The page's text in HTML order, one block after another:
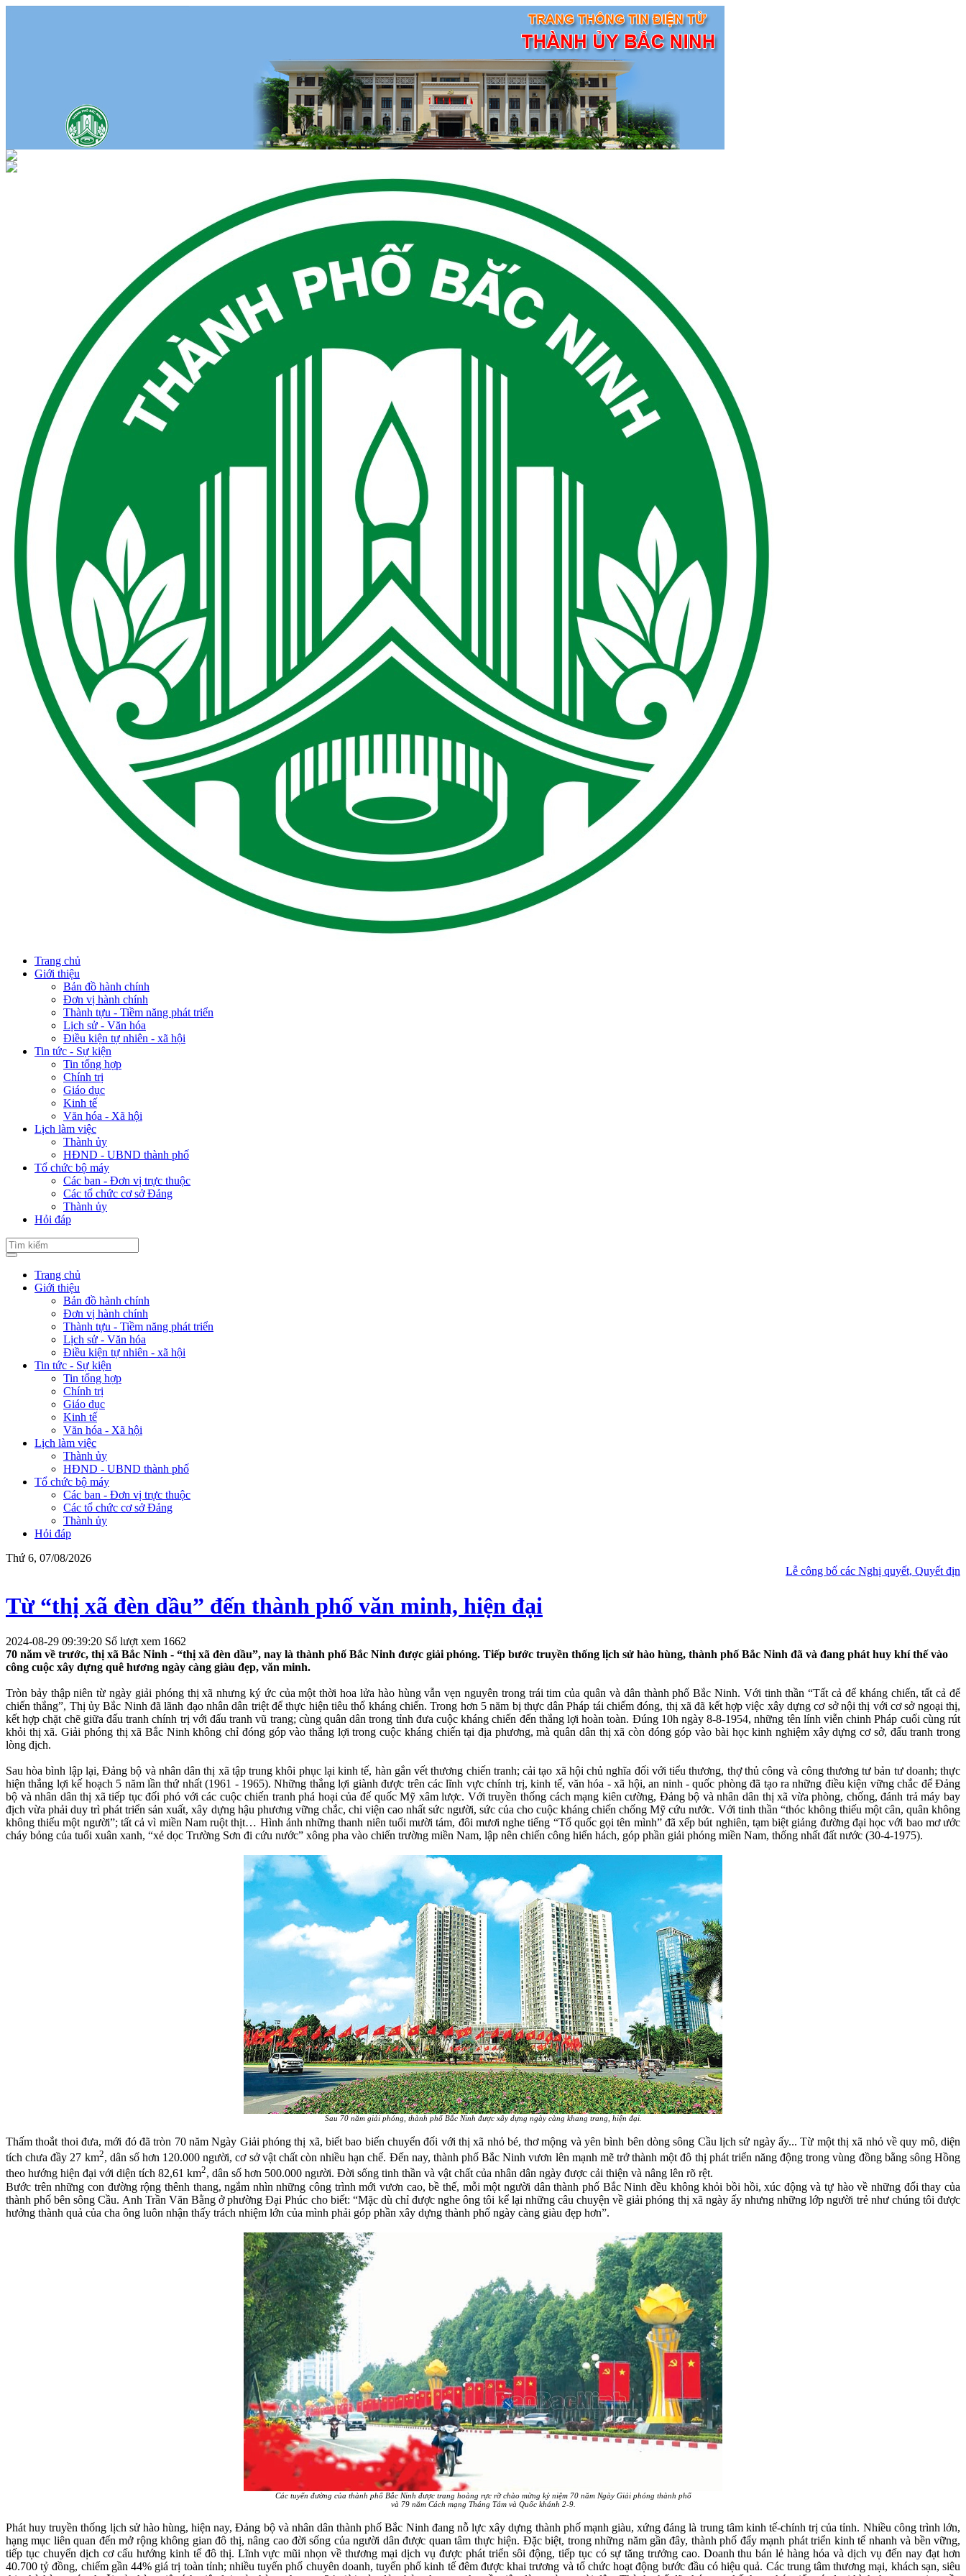
Trang chủ
Giới thiệu
Bản đồ hành chính
Đơn vị hành chính
Thành tựu - Tiềm năng phát triển
Lịch sử - Văn hóa
Điều kiện tự nhiên - xã hội
Tin tức - Sự kiện
Tin tổng hợp
Chính trị
Giáo dục
Kinh tế
Văn hóa - Xã hội
Lịch làm việc
Thành ủy
HĐND - UBND thành phố
Tổ chức bộ máy
Các ban - Đơn vị trực thuộc
Các tổ chức cơ sở Đảng
Thành ủy
Hỏi đáp
Trang chủ
Giới thiệu
Bản đồ hành chính
Đơn vị hành chính
Thành tựu - Tiềm năng phát triển
Lịch sử - Văn hóa
Điều kiện tự nhiên - xã hội
Tin tức - Sự kiện
Tin tổng hợp
Chính trị
Giáo dục
Kinh tế
Văn hóa - Xã hội
Lịch làm việc
Thành ủy
HĐND - UBND thành phố
Tổ chức bộ máy
Các ban - Đơn vị trực thuộc
Các tổ chức cơ sở Đảng
Thành ủy
Hỏi đáp
Thứ 6, 07/08/2026
Lễ công bố các Nghị quyết, Quyết định
Từ “thị xã đèn dầu” đến thành phố văn minh, hiện đại
2024-08-29 09:39:20 Số lượt xem 1662
70 năm về trước, thị xã Bắc Ninh - “thị xã đèn dầu”, nay là thành phố Bắc Ninh được giải phóng. Tiếp bước truyền thống lịch sử hào hùng, thành phố Bắc Ninh đã và đang phát huy khí thế vào
công cuộc xây dựng quê hương ngày càng giàu đẹp, văn minh.
Tròn bảy thập niên từ ngày giải phóng thị xã nhưng ký ức của một thời hoa lửa hào hùng vẫn vẹn nguyên trong trái tim của quân và dân thành phố Bắc Ninh. Với tinh thần “Tất cả để kháng chiến, tất cả để
chiến thắng”, Thị ủy Bắc Ninh đã lãnh đạo nhân dân triệt để thực hiện tiêu thổ kháng chiến. Trong hơn 5 năm bị thực dân Pháp tái chiếm đóng, thị xã đã kết hợp việc xây dựng cơ sở nội thị với cơ sở ngoại thị,
kết hợp chặt chẽ giữa đấu tranh chính trị với đấu tranh vũ trang; cùng quân dân trong tỉnh đưa cuộc kháng chiến đến thắng lợi hoàn toàn. Đúng 10h ngày 8-8-1954, những tên lính viễn chinh Pháp cuối cùng rút
khỏi thị xã. Giải phóng thị xã Bắc Ninh không chỉ đóng góp vào thắng lợi trong cuộc kháng chiến tại địa phương, mà quân dân thị xã còn đóng góp vào bài học kinh nghiệm xây dựng cơ sở, đấu tranh trong
lòng địch.
Sau hòa bình lập lại, Đảng bộ và nhân dân thị xã tập trung khôi phục lại kinh tế, hàn gắn vết thương chiến tranh; cải tạo xã hội chủ nghĩa đối với tiểu thương, thợ thủ công và công thương tư bản tư doanh; thực
hiện thắng lợi kế hoạch 5 năm lần thứ nhất (1961 - 1965). Những thắng lợi giành được trên các lĩnh vực chính trị, kinh tế, văn hóa - xã hội, an ninh - quốc phòng đã tạo ra những điều kiện vững chắc để Đảng
bộ và nhân dân thị xã tiếp tục đối phó với các cuộc chiến tranh phá hoại của đế quốc Mỹ xâm lược. Với truyền thống cách mạng kiên cường, Đảng bộ và nhân dân thị xã vừa phòng, chống, đánh trả máy bay
địch vừa phải duy trì phát triển sản xuất, xây dựng hậu phương vững chắc, chi viện cao nhất sức người, sức của cho cuộc kháng chiến chống Mỹ cứu nước. Với tinh thần “thóc không thiếu một cân, quân không
không thiếu một người”; tất cả vì miền Nam ruột thịt… Hình ảnh những thanh niên tuổi mười tám, đôi mươi nghe tiếng “Tổ quốc gọi tên mình” đã xếp bút nghiên, tạm biệt giảng đường đại học với bao mơ ước
cháy bỏng của tuổi xuân xanh, “xẻ dọc Trường Sơn đi cứu nước” xông pha vào chiến trường miền Nam, lập nên chiến công hiển hách, góp phần giải phóng miền Nam, thống nhất đất nước (30-4-1975).
Sau 70 năm giải phóng, thành phố Bắc Ninh được xây dựng ngày càng khang trang, hiện đại.
Thấm thoắt thoi đưa, mới đó đã tròn 70 năm Ngày Giải phóng thị xã, biết bao biến chuyển đối với thị xã nhỏ bé, thơ mộng và yên bình bên dòng sông Cầu lịch sử ngày ấy... Từ một thị xã nhỏ về quy mô, diện
tích chưa đầy 27 km2, dân số hơn 120.000 người, cơ sở vật chất còn nhiều hạn chế. Đến nay, thành phố Bắc Ninh vươn lên mạnh mẽ trở thành một đô thị phát triển năng động trong vùng đồng bằng sông Hồng
theo hướng hiện đại với diện tích 82,61 km2, dân số hơn 500.000 người. Đời sống tinh thần và vật chất của nhân dân ngày được cải thiện và nâng lên rõ rệt.
Bước trên những con đường rộng thênh thang, ngắm nhìn những công trình mới vươn cao, bề thế, mỗi một người dân thành phố Bắc Ninh đều không khỏi bồi hồi, xúc động và tự hào về những đổi thay của
thành phố bên sông Cầu. Anh Trần Văn Bằng ở phường Đại Phúc cho biết: “Mặc dù chỉ được nghe ông tôi kể lại những câu chuyện về giải phóng thị xã ngày ấy nhưng những lớp người trẻ như chúng tôi được
hưởng thành quả của cha ông luôn nhận thấy trách nhiệm lớn của mình phải góp phần xây dựng thành phố ngày càng giàu đẹp hơn”.
Các tuyến đường của thành phố Bắc Ninh được trang hoàng rực rỡ chào mừng kỷ niệm 70 năm Ngày Giải phóng thành phố
và 79 năm Cách mạng Tháng Tám và Quốc khánh 2-9.
Phát huy truyền thống lịch sử hào hùng, hiện nay, Đảng bộ và nhân dân thành phố Bắc Ninh đang nỗ lực xây dựng thành phố mạnh giàu, xứng đáng là trung tâm kinh tế-chính trị của tỉnh. Nhiều công trình lớn,
hạng mục liên quan đến mở rộng không gian đô thị, nâng cao đời sống của người dân được quan tâm thực hiện. Đặc biệt, trong những năm gần đây, thành phố đẩy mạnh phát triển kinh tế nhanh và bền vững,
tiếp tục chuyển dịch cơ cấu hướng kinh tế đô thị. Lĩnh vực mũi nhọn về thương mại dịch vụ được phát triển sôi động, tiếp tục có sự tăng trưởng cao. Doanh thu bán lẻ hàng hóa và dịch vụ đến nay đạt hơn
40.700 tỷ đồng, chiếm gần 44% giá trị toàn tỉnh; nhiều tuyến phố chuyên doanh, tuyến phố kinh tế đêm được khai trương và tổ chức hoạt động bước đầu có hiệu quả. Các trung tâm thương mại, khách sạn, siêu